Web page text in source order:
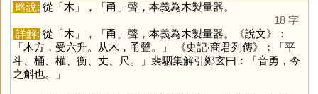
略說: 從「木」，「甬 」聲，本義為木製量器。
18 字
詳解: 從「木」，「甬 」聲，本義為木製量器。《說文》：
「木方，受六升。从木，甬聲。」 《史記‧商君列傳》：「平
斗、桶、權、衡、丈、尺。」裴駰集解引鄭玄曰：「音勇，今
之斛也。」